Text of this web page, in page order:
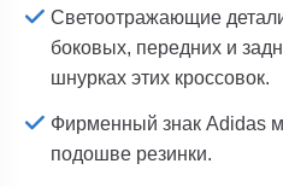
Светоотражающие
боковых, передних и
шнурках этих кроссовок.
Фирменный знак Adidas
подошве резинки.